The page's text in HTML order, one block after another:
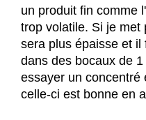
un produit fin comme
trop volatile. Si je met
sera plus épaisse et
dans des bocaux de
essayer un concentré
celle-ci est bonne en